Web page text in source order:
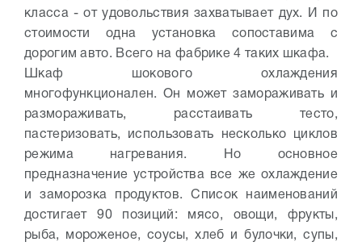
класса - от удовольствия захватывает дух. И по
стоимости одна установка сопоставима с
дорогим авто. Всего на фабрике 4 таких шкафа.
Шкаф шокового охлаждения
многофункционален. Он может замораживать и
размораживать, раcстаивать тесто,
пастеризовать, использовать несколько циклов
режима нагревания. Но основное
предназначение устройства все же охлаждение
и заморозка продуктов. Список наименований
достигает 90 позиций: мясо, овощи, фрукты,
рыба, мороженое, соусы, хлеб и булочки, супы,